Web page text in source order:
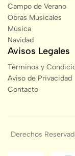
Campo de Verano
Obras Musicales
Música
Navidad
Avisos Legales
Términos y
Aviso de Privacidad
Contacto
Derechos